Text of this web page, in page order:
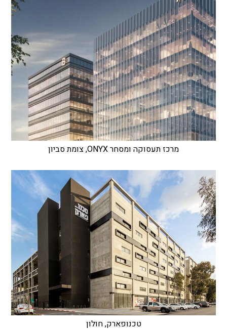
מרכז תעסוקה ומסחר ONYX, צומת סביון
טכנופארק, חולון